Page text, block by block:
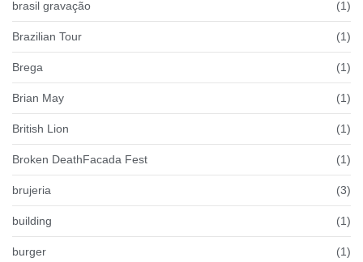
brasil gravação (1)
Brazilian Tour (1)
Brega (1)
Brian May (1)
British Lion (1)
Broken DeathFacada Fest (1)
brujeria (3)
building (1)
burger (1)